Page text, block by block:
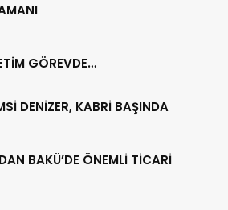
GÖREVDE…
DENİZER, KABRİ BAŞINDA
BAKÜ’DE ÖNEMLİ TİCARİ